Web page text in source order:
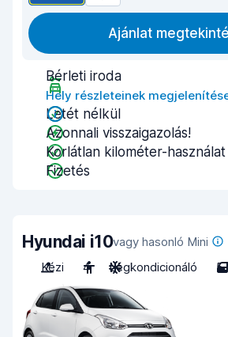
Ajánlat
Bérleti iroda
Hely részleteinek
Letét nélkül
Azonnali visszaigazolás!
Korlátlan kilométer-használat
Fizetés
Hyundai i10vagy hasonló Mini
Kézi
4 Légkondicionáló 5